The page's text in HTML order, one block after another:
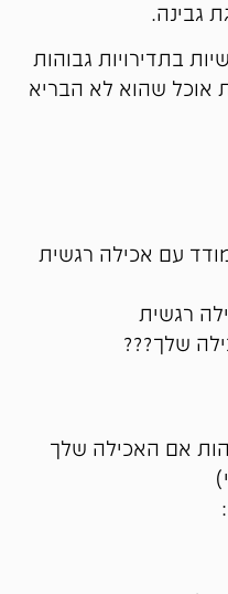
גבינה.
בתדירויות גבוהות
אוכל שהוא לא הבריא
עם אכילה רגשית
רגשית
שלך???
אם האכילה שלך